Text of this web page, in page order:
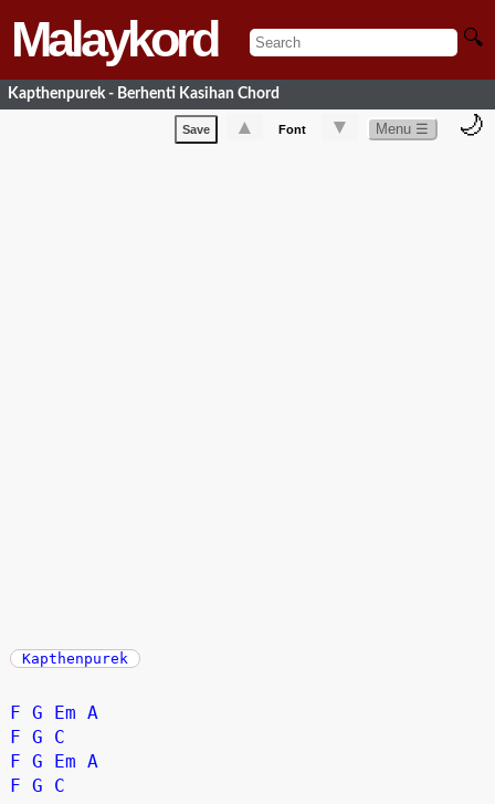
Malaykord 🔍
Kapthenpurek - Berhenti Kasihan Chord
Save ▲ Font ▼ Menu ☰ 🌙
Kapthenpurek
F G Em A
F G
C
F G Em A
F G C